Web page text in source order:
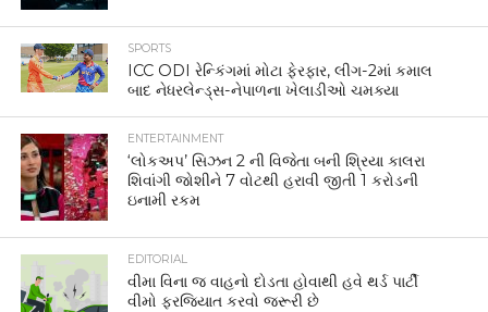
SPORTS
ICC ODI રેન્કિંગમાં મોટા ફેરફાર, લીગ-2માં કમાલ
બાદ નેધરલેન્ડ્સ-નેપાળના ખેલાડીઓ ચમક્યા
ENTERTAINMENT
‘લોકઅપ’ સિઝન 2 ની વિજેતા બની શ્રિયા કાલરા
શિવાંગી જોશીને 7 વોટથી હરાવી જીતી 1 કરોડની
ઇનામી રકમ
EDITORIAL
વીમા વિના જ વાહનો દોડતા હોવાથી હવે થર્ડ પાર્ટી
વીમો ફરજિયાત કરવો જરૂરી છે